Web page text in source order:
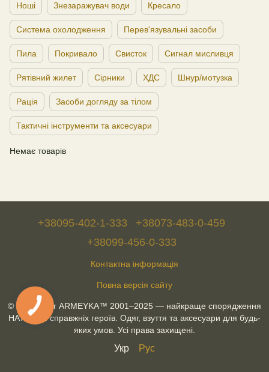
Ноші Знезаражувач води Кресало
Система охолодження Перев'язувальні засоби
Пила Покривало Свисток Сигнал мисливця
Рятівний жилет Сірники ХДС Шнур/мотузка
Рація Засоби догляду за тілом
Тактичні інструменти та аксесуари
Немає товарів
+38095-402-1-333
+38073-483-0-459
+38099-456-0-333
Контактна інформація
Повна версія сайту
© Військторг ARMEYKA™ 2001–2025 — найкраще спорядження
НАТО для справжніх героїв. Одяг, взуття та аксесуари для будь-
яких умов. Усі права захищені.
Укр Рус